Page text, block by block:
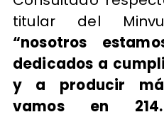
titular del
“nosotros
dedicados a
y a producir
vamos en